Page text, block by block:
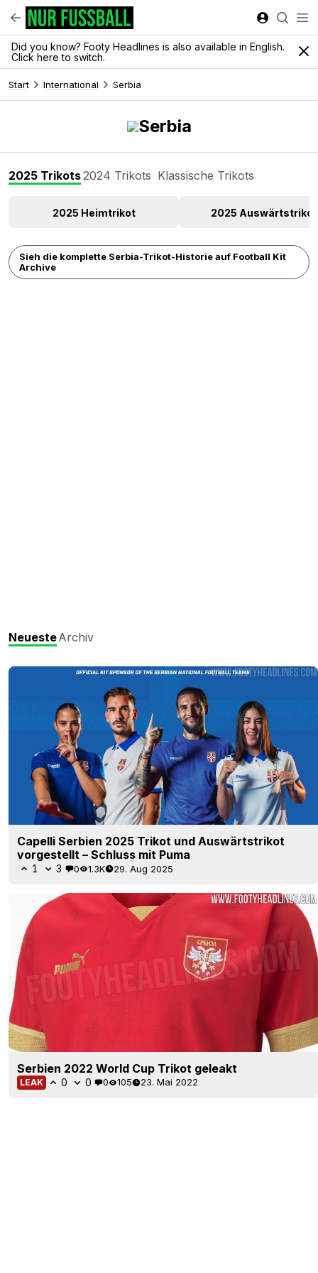
Did you know? Footy Headlines is also available in English.
Click here to switch.
Start International Serbia
Serbia
2025 Trikots2024 Trikots Klassische Trikots
2025 Heimtrikot 2025 Auswärtstrikot
Sieh die komplette Serbia-Trikot-Historie auf Football Kit
Archive
NeuesteArchiv
Capelli Serbien 2025 Trikot und Auswärtstrikot
vorgestellt – Schluss mit Puma
1 3 0 1.3K 29. Aug 2025
Serbien 2022 World Cup Trikot geleakt
LEAK 0 0 0 105 23. Mai 2022